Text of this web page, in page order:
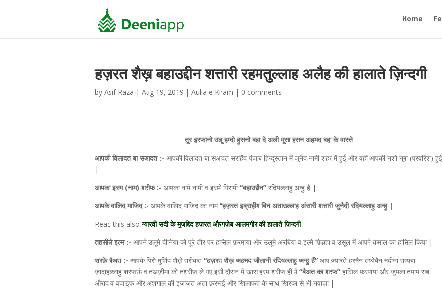
Home
हज़रत शैख़ बहाउद्दीन शत्तारी रहमतुल्लाह अलैह की हालाते ज़िन्दगी
by Asif Raza | Aug 19, 2019 | Aulia e Kiram | 0 comments
तूर इरफानो उलू हम्दो हुसनो बहा दे अली मूसा हसन अहमद बहा के वास्ते
आपकी विलादत बा सआदत :- आपकी विलादत बा सआदत सरहिंद पंजाब हिन्दुस्तान में जुनैद नामी शहर में हुई और वहीं आपकी नशो नुमा (परवरिश) हुई
|
आपका इस्म (नाम) शरीफ :- आपका नामे नामी व इसमें गिरामी“बहाउद्दीन” रदियल्लाहु अन्हु है |
आपके वालिद माजिद :- आपके वालिद माजिद का नाम“हज़रत इब्राहीम बिन अताउल्लाह अंसारी शत्तारी जुनैदी रदियल्लाहु अन्हु |
Read this alsoग्यारवी सदी के मुजद्दिद हज़रत औरंगज़ेब आलमगीर की हालाते ज़िन्दगी
तहसीले इल्म :- आपने उलूमे दीनिया को पूरे तौर पर हासिल फ़रमाया और उलूमे अरबिया व इल्मे फ़िक़्हा व उसूल में आपने कमाल का हासिल किया |
शरफ़े बैअत :- आपके पिरो मुर्शिद शैख़े तरीक़त “हज़रत शैख़ अहमद जीलानी रदियल्लाहु अन्हु हैं” आप ज़्यारते हरमैन तय्येबैन मदीना तय्यबा
ज़ादाहल्लाहु शरफऊं व तअज़ीमा को तशरीफ़ ले गए इसी दौरान में ख़ास हरम शरीफ ही में“बैअत का शरफ” हासिल फ़रमाया और जुमला तमाम सब
औराद व वजाइफ और अशग़ाल की इजाज़त अता फ़रमाई और खिलाफत के साथ खिरका से भी नवाज़ा |